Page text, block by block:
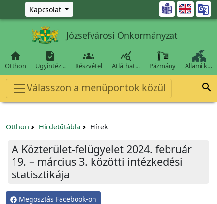
Ugrás a fő tartalomra
Kapcsolat 
Józsefvárosi Önkormányzat

Otthon

Ügyintéz…

Részvétel

Átláthat… Pázmány Állami k…
Válasszon a menüpontok közül 
Otthon Hirdetőtábla Hírek
A Közterület-felügyelet 2024. február
19. – március 3. közötti intézkedési
statisztikája
Megosztás Facebook-on